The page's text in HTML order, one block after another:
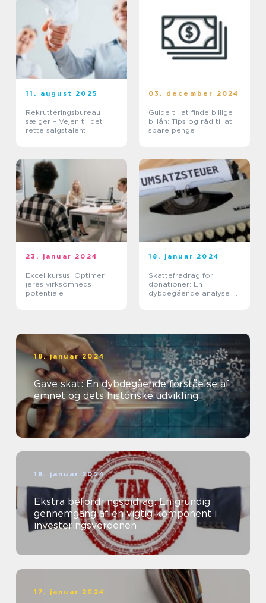
11. august 2025
Rekrutteringsbureau
sælger – Vejen til det
rette salgstalent
03. december 2024
Guide til at finde billige
billån: Tips og råd til at
spare penge
23. januar 2024
Excel kursus: Optimer
jeres virksomheds
potentiale
18. januar 2024
Skattefradrag for
donationer: En
dybdegående analyse af
18. januar 2024
Gave skat: En dybdegående forståelse af
emnet og dets historiske udvikling
18. januar 2024
Ekstra befordringsbidrag: En grundig
gennemgang af en vigtig komponent i
investeringsverdenen
17. januar 2024